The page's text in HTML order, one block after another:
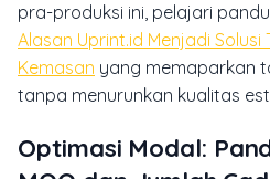
pra-produksi ini, pelajari
Alasan Uprint.id Menjadi
Kemasan yang memaparkan
tanpa menurunkan kualitas
Optimasi Modal: